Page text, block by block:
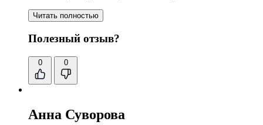
Читать полностью
Полезный отзыв?
0 0
Анна Суворова